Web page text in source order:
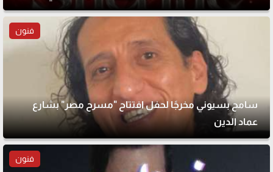
فنون
سامح بسيوني مخرجًا لحفل افتتاح "مسرح مصر" بشارع
عماد الدين
فنون